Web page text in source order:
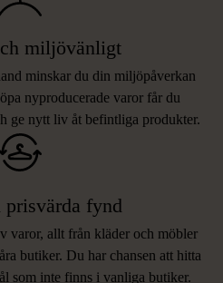
miljövänligt
minskar du din miljöpåverkan
nyproducerade varor får du
ge nytt liv åt befintliga produkter.
fynd
varor, allt från kläder och möbler
butiker. Du har chansen att hitta
som inte finns i vanliga butiker.